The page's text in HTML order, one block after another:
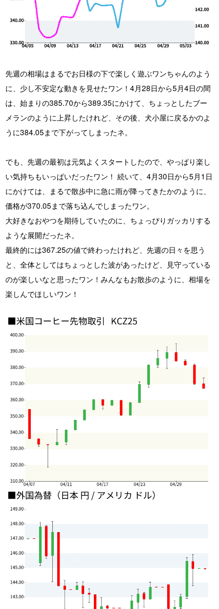
先週の相場はまるでお日様の下で楽しく遊ぶワンちゃんのよう
に、少し不安定な動きを見せたワン！4月28日から5月4日の間
は、始まりの385.70から389.35にかけて、ちょっとしたブー
メランのように上昇したけれど、その後、犬小屋に戻るかのよ
うに384.05まで下がってしまったネ。
でも、先週の最初は元気よくスタートしたので、やっぱり楽し
い気持ちもいっぱいだったワン！ 続いて、4月30日から5月1日
にかけては、まるで散歩中に急に雨が降ってきたかのように、
価格が370.05まで落ち込んでしまったワン。
大好きなおやつを期待していたのに、ちょっぴりガッカリする
ような展開だったネ。
最終的には367.25の値で終わったけれど、先週の日々を思う
と、全体としてはちょっとした波があったけど、見守っている
のが楽しいなと思ったワン！みんなもお散歩のように、相場を
楽しんでほしいワン！